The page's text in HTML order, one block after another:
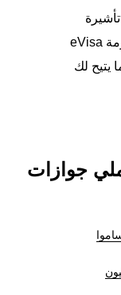
eVisa الخاصة بك وجميع التعليمات اللازمة
يتيح لك
جوازات